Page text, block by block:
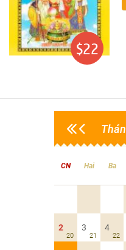
$22
CN Hai Ba
2
20
3
21
4
22